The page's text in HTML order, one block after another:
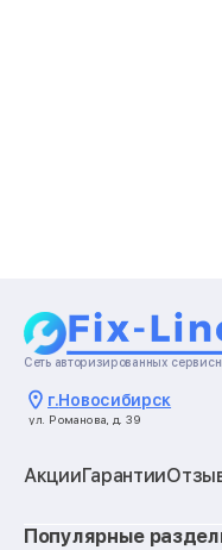
Сеть авторизированных
г.Новосибирск
ул. Романова, д. 39
АкцииГарантии
Популярные